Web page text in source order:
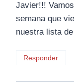
Javier!!!
semana que
nuestra lista
Responder